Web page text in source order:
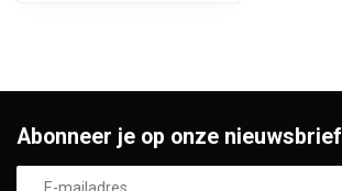
Abonneer je op onze nieuwsbrief